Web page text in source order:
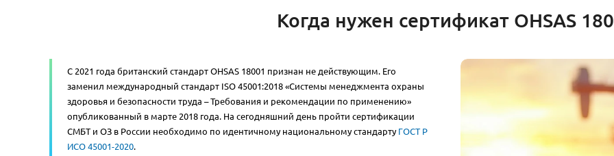
Когда нужен сертификат OHSAS
С 2021 года британский стандарт OHSAS 18001 признан не действующим. Его
заменил международный стандарт ISO 45001:2018 «Системы менеджмента охраны
здоровья и безопасности труда – Требования и рекомендации по применению»
опубликованный в марте 2018 года. На сегодняшний день пройти сертификации
СМБТ и ОЗ в России необходимо по идентичному национальному стандартуГОСТ Р
ИСО 45001-2020.